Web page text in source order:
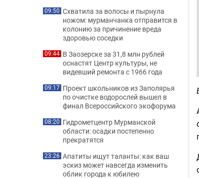
09:50 Схватила за волосы и пырнула
ножом: мурманчанка отправится в
колонию за причинение вреда
здоровью соседки
09:44 В Заозерске за 31,8 млн рублей
оснастят Центр культуры, не
видевший ремонта с 1966 года
09:17 Проект школьников из Заполярья
по очистке водорослей вышел в
финал Всероссийского экофорума
08:20 Гидрометцентр Мурманской
области: осадки постепенно
прекратятся
23:26 Апатиты ищут таланты: как ваш
эскиз может навсегда изменить
облик города к юбилею